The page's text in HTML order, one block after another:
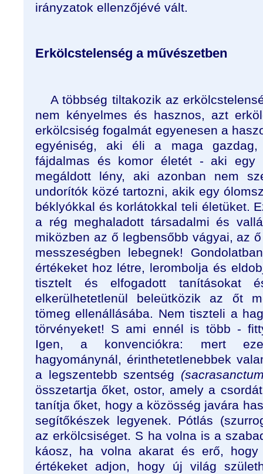
irányzatok ellenzőjévé vált.
Erkölcstelenség a művészetben
A többség tiltakozik az
nem kényelmes és hasznos, azt
erkölcsiség fogalmát egyenesen a
egyéniség, aki éli a maga gazdag,
fájdalmas és komor életét - aki egy
megáldott lény, aki azonban nem
undorítók közé tartozni, akik egy
béklyókkal és korlátokkal teli életüket.
a rég meghaladott társadalmi és
miközben az ő legbensőbb vágyai, az
messzeségben lebegnek!
értékeket hoz létre, lerombolja és
tisztelt és elfogadott tanításokat
elkerülhetetlenül beleütközik az őt
tömeg ellenállásába. Nem tiszteli a
törvényeket! S ami ennél is több -
Igen, a konvenciókra: mert
hagyománynál, érinthetetlenebbek
a legszentebb szentség
összetartja őket, ostor, amely a
tanítja őket, hogy a közösség javára
segítőkészek legyenek. Pótlás
az erkölcsiséget. S ha volna is a
káosz, ha volna akarat és erő,
értékeket adjon, hogy új világ